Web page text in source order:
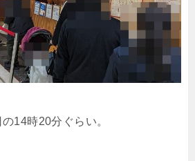
14時20分ぐらい。